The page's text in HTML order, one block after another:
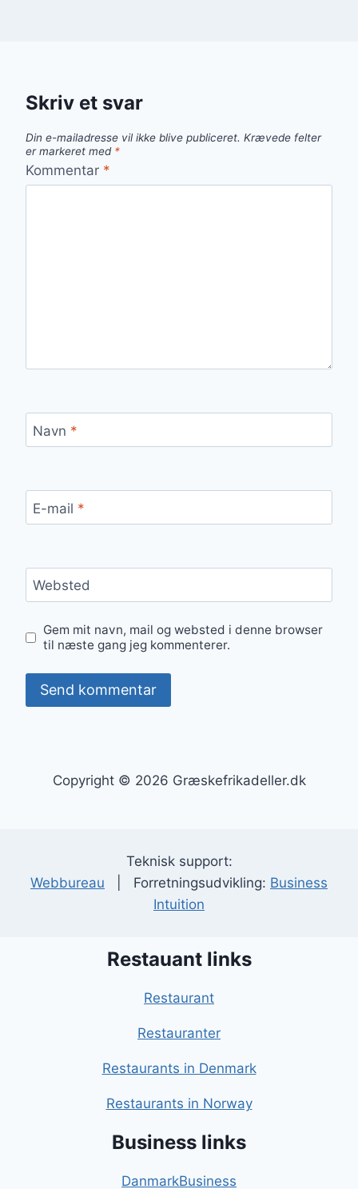
Skriv et svar
Din e-mailadresse vil ikke blive publiceret. Krævede felter
er markeret med *
Kommentar *
Navn *
E-mail *
Websted
Gem mit navn, mail og websted i denne browser
til næste gang jeg kommenterer.
Copyright © 2026 Græskefrikadeller.dk
Teknisk support:
Webbureau | Forretningsudvikling: Business
Intuition
Restauant links
Restaurant
Restauranter
Restaurants in Denmark
Restaurants in Norway
Business links
DanmarkBusiness